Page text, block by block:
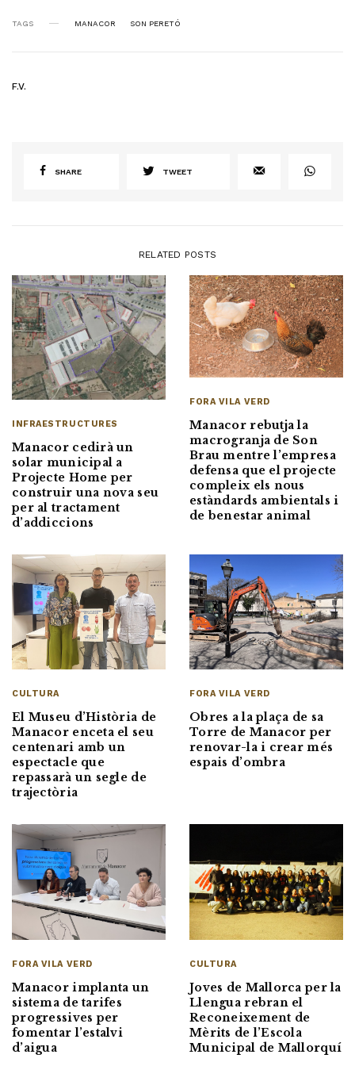
TAGS MANACOR SON PERETÓ
F.V.
SHARE TWEET
RELATED POSTS
INFRAESTRUCTURES
Manacor cedirà un
solar municipal a
Projecte Home per
construir una nova seu
per al tractament
d’addiccions
FORA VILA VERD
Manacor rebutja la
macrogranja de Son
Brau mentre l’empresa
defensa que el projecte
compleix els nous
estàndards ambientals i
de benestar animal
CULTURA
El Museu d’Història de
Manacor enceta el seu
centenari amb un
espectacle que
repassarà un segle de
trajectòria
FORA VILA VERD
Obres a la plaça de sa
Torre de Manacor per
renovar-la i crear més
espais d’ombra
FORA VILA VERD
Manacor implanta un
sistema de tarifes
progressives per
fomentar l’estalvi
d’aigua
CULTURA
Joves de Mallorca per la
Llengua rebran el
Reconeixement de
Mèrits de l’Escola
Municipal de Mallorquí